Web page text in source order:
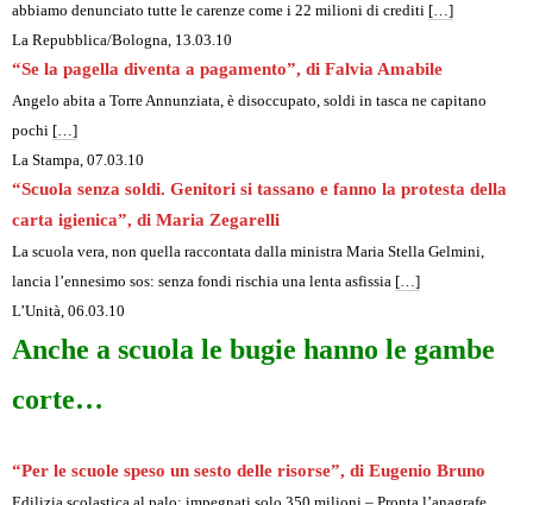
abbiamo denunciato tutte le carenze come i 22 milioni di crediti […]
La Repubblica/Bologna, 13.03.10
“Se la pagella diventa a pagamento”, di Falvia Amabile
Angelo abita a Torre Annunziata, è disoccupato, soldi in tasca ne capitano
pochi […]
La Stampa, 07.03.10
“Scuola senza soldi. Genitori si tassano e fanno la protesta della
carta igienica”, di Maria Zegarelli
La scuola vera, non quella raccontata dalla ministra Maria Stella Gelmini,
lancia l’ennesimo sos: senza fondi rischia una lenta asfissia […]
L’Unità, 06.03.10
Anche a scuola le bugie hanno le gambe
corte…
“Per le scuole speso un sesto delle risorse”, di Eugenio Bruno